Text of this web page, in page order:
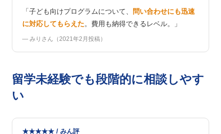
「子ども向けプログラムについて、
問い合わせにも迅速
に対応してもらえた。費用も納得できるレベル。」
— みりさん（2021年2月投稿）
留学未経験でも段階的に相談しやす
い
★★★★★ / みん評